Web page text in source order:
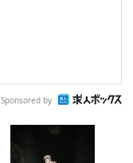
Sponsored by